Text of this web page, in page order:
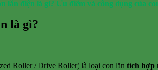
lăn điện là gì? Ưu điểm và công dụng của
là gì?
Roller / Drive Roller) là loại con lăn tích hợp